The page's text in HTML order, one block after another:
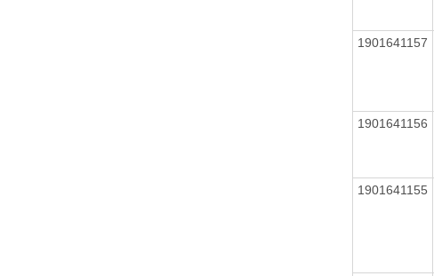
1901641157
1901641156
1901641155